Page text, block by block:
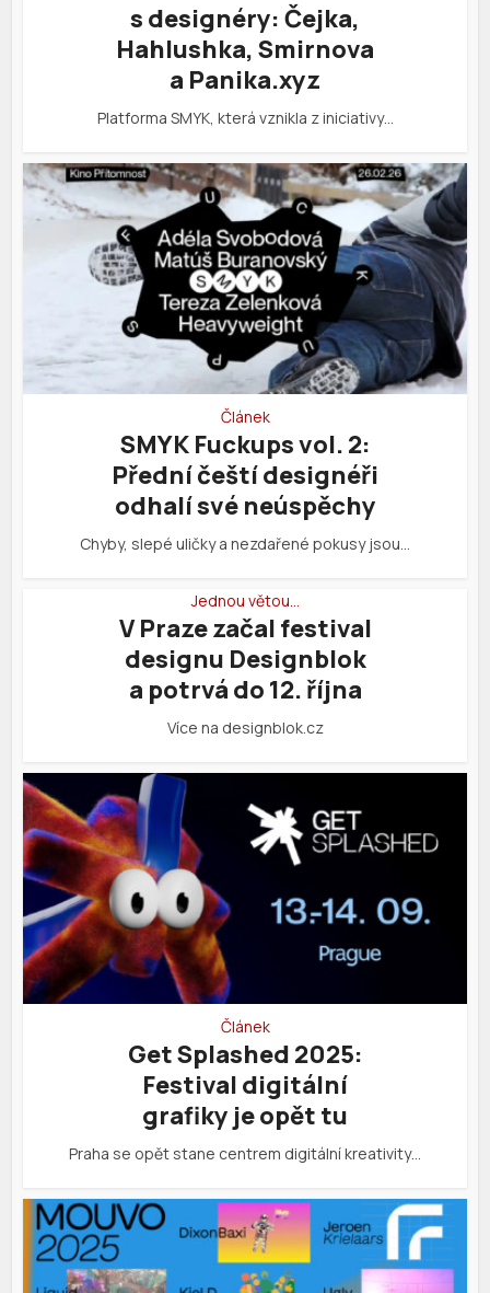
s designéry: Čejka,
Hahlushka, Smirnova
a Panika.xyz
Platforma SMYK, která vznikla z iniciativy…
Článek
SMYK Fuckups vol. 2:
Přední čeští designéři
odhalí své neúspěchy
Chyby, slepé uličky a nezdařené pokusy jsou…
Jednou větou…
V Praze začal festival
designu Designblok
a potrvá do 12. října
Více na designblok.cz
Článek
Get Splashed 2025:
Festival digitální
grafiky je opět tu
Praha se opět stane centrem digitální kreativity…